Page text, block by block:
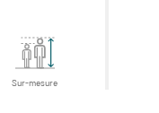
Sur-mesure